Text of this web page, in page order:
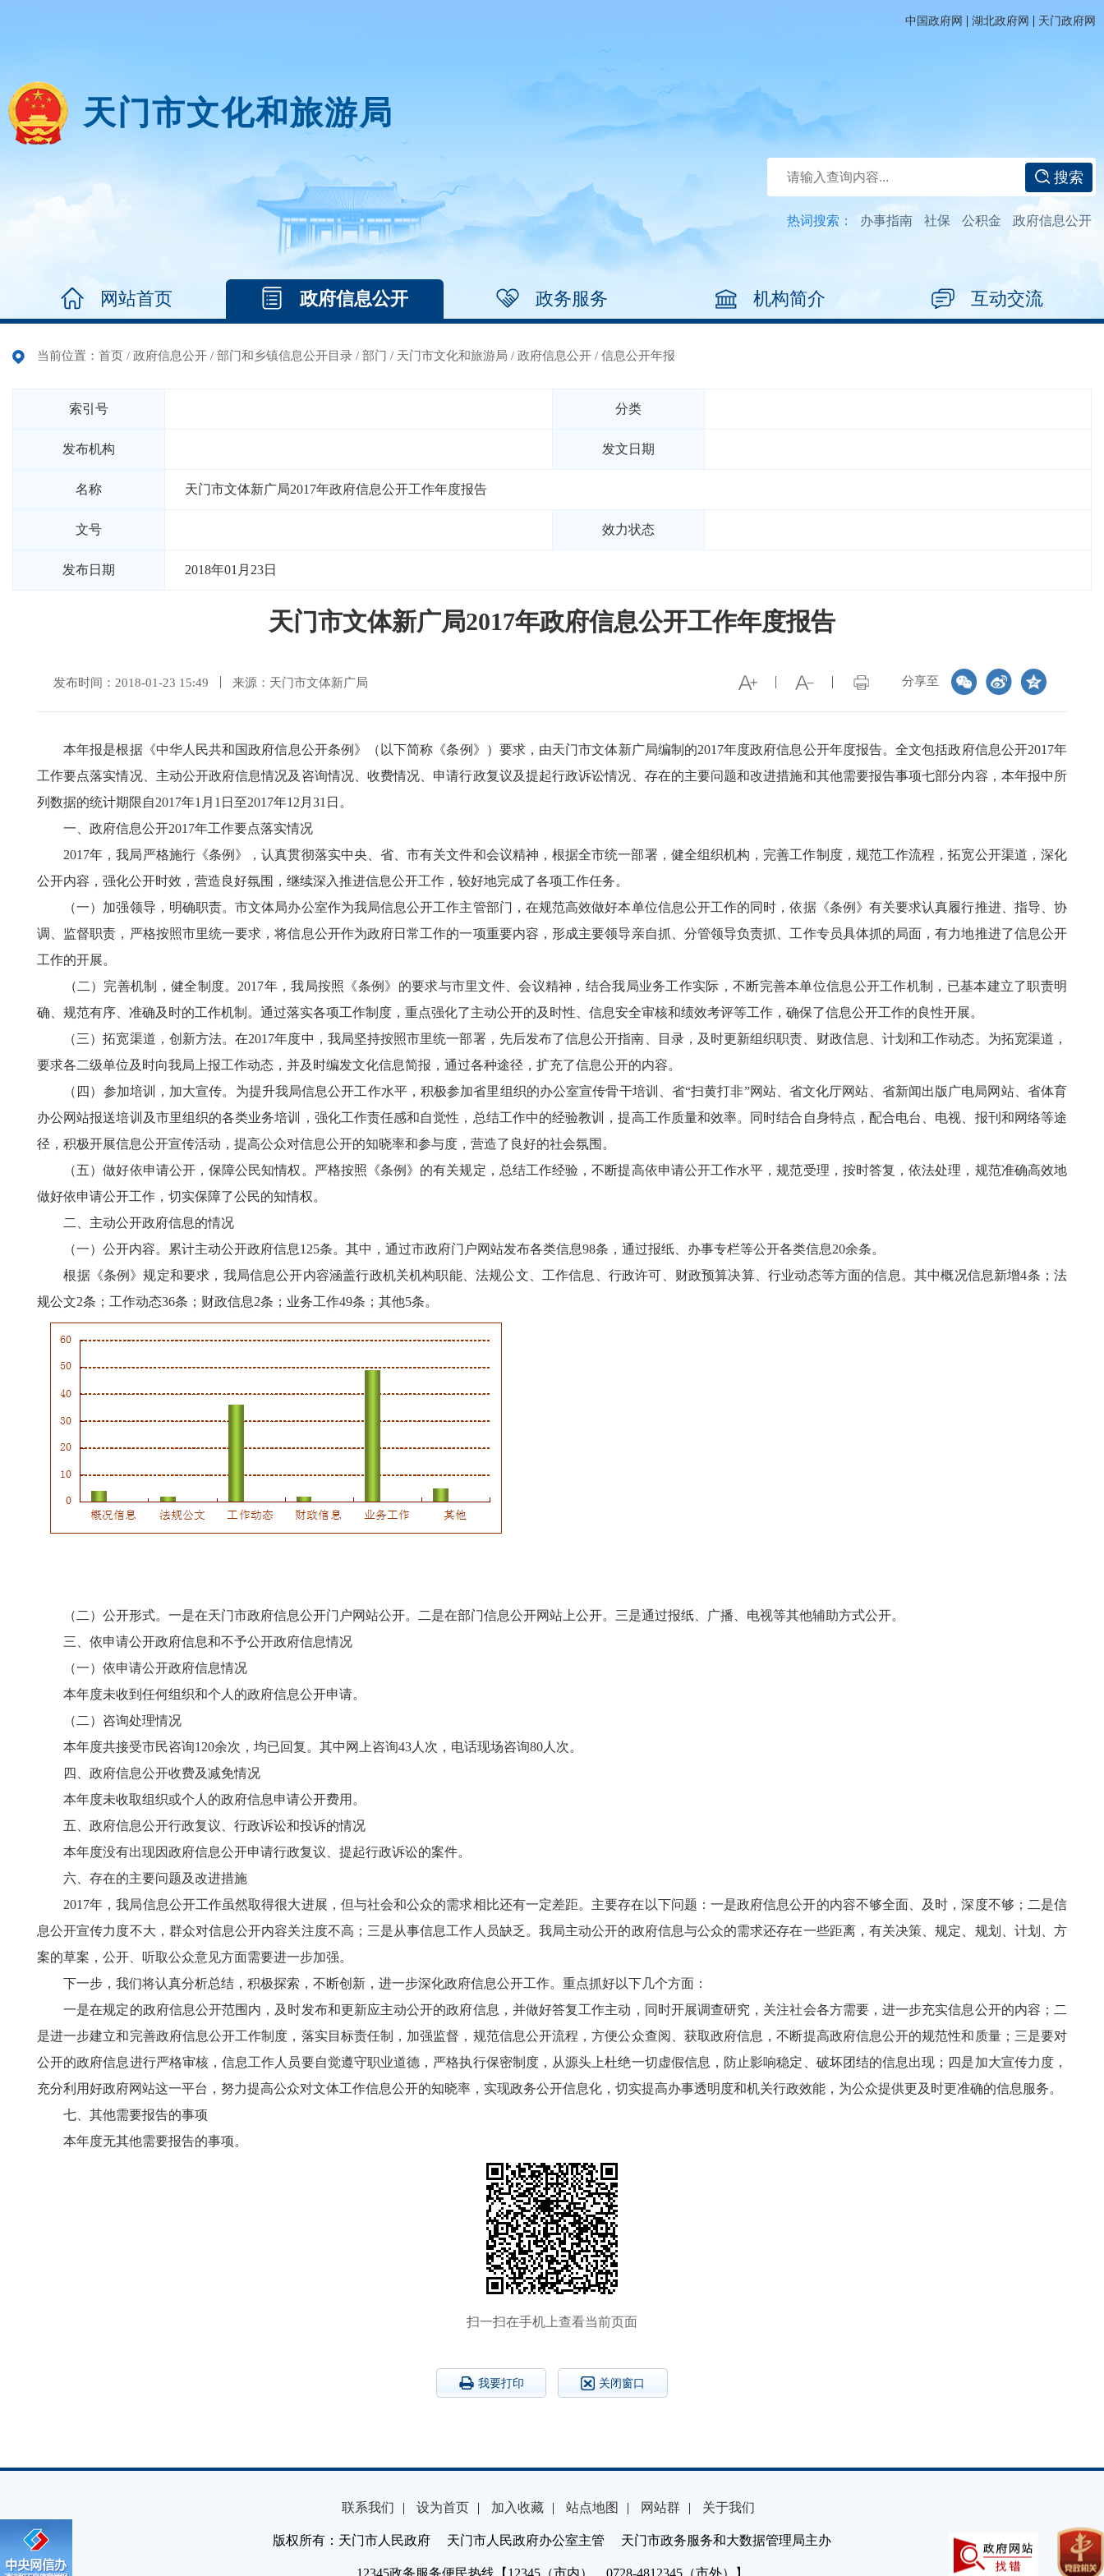
中国政府网 | 湖北政府网 | 天门政府网
天门市文化和旅游局
搜索
热词搜索： 办事指南 社保 公积金 政府信息公开
网站首页 政府信息公开 政务服务 机构简介 互动交流
当前位置： 首页 / 政府信息公开 / 部门和乡镇信息公开目录 / 部门 / 天门市文化和旅游局 / 政府信息公开 / 信息公开年报
索引号 分类
发布机构 发文日期
名称 天门市文体新广局2017年政府信息公开工作年度报告
文号 效力状态
发布日期 2018年01月23日
天门市文体新广局2017年政府信息公开工作年度报告
分享至
发布时间：2018-01-23 15:49 来源：天门市文体新广局
本年报是根据《中华人民共和国政府信息公开条例》（以下简称《条例》）要求，由天门市文体新广局编制的2017年度政府信息公开年度报告。全文包括政府信息公开2017年
工作要点落实情况、主动公开政府信息情况及咨询情况、收费情况、申请行政复议及提起行政诉讼情况、存在的主要问题和改进措施和其他需要报告事项七部分内容，本年报中所
列数据的统计期限自2017年1月1日至2017年12月31日。
一、政府信息公开2017年工作要点落实情况
2017年，我局严格施行《条例》，认真贯彻落实中央、省、市有关文件和会议精神，根据全市统一部署，健全组织机构，完善工作制度，规范工作流程，拓宽公开渠道，深化
公开内容，强化公开时效，营造良好氛围，继续深入推进信息公开工作，较好地完成了各项工作任务。
（一）加强领导，明确职责。市文体局办公室作为我局信息公开工作主管部门，在规范高效做好本单位信息公开工作的同时，依据《条例》有关要求认真履行推进、指导、协
调、监督职责，严格按照市里统一要求，将信息公开作为政府日常工作的一项重要内容，形成主要领导亲自抓、分管领导负责抓、工作专员具体抓的局面，有力地推进了信息公开
工作的开展。
（二）完善机制，健全制度。2017年，我局按照《条例》的要求与市里文件、会议精神，结合我局业务工作实际，不断完善本单位信息公开工作机制，已基本建立了职责明
确、规范有序、准确及时的工作机制。通过落实各项工作制度，重点强化了主动公开的及时性、信息安全审核和绩效考评等工作，确保了信息公开工作的良性开展。
（三）拓宽渠道，创新方法。在2017年度中，我局坚持按照市里统一部署，先后发布了信息公开指南、目录，及时更新组织职责、财政信息、计划和工作动态。为拓宽渠道，
要求各二级单位及时向我局上报工作动态，并及时编发文化信息简报，通过各种途径，扩充了信息公开的内容。
（四）参加培训，加大宣传。为提升我局信息公开工作水平，积极参加省里组织的办公室宣传骨干培训、省“扫黄打非”网站、省文化厅网站、省新闻出版广电局网站、省体育
办公网站报送培训及市里组织的各类业务培训，强化工作责任感和自觉性，总结工作中的经验教训，提高工作质量和效率。同时结合自身特点，配合电台、电视、报刊和网络等途
径，积极开展信息公开宣传活动，提高公众对信息公开的知晓率和参与度，营造了良好的社会氛围。
（五）做好依申请公开，保障公民知情权。严格按照《条例》的有关规定，总结工作经验，不断提高依申请公开工作水平，规范受理，按时答复，依法处理，规范准确高效地
做好依申请公开工作，切实保障了公民的知情权。
二、主动公开政府信息的情况
（一）公开内容。累计主动公开政府信息125条。其中，通过市政府门户网站发布各类信息98条，通过报纸、办事专栏等公开各类信息20余条。
根据《条例》规定和要求，我局信息公开内容涵盖行政机关机构职能、法规公文、工作信息、行政许可、财政预算决算、行业动态等方面的信息。其中概况信息新增4条；法
规公文2条；工作动态36条；财政信息2条；业务工作49条；其他5条。
（二）公开形式。一是在天门市政府信息公开门户网站公开。二是在部门信息公开网站上公开。三是通过报纸、广播、电视等其他辅助方式公开。
三、依申请公开政府信息和不予公开政府信息情况
（一）依申请公开政府信息情况
本年度未收到任何组织和个人的政府信息公开申请。
（二）咨询处理情况
本年度共接受市民咨询120余次，均已回复。其中网上咨询43人次，电话现场咨询80人次。
四、政府信息公开收费及减免情况
本年度未收取组织或个人的政府信息申请公开费用。
五、政府信息公开行政复议、行政诉讼和投诉的情况
本年度没有出现因政府信息公开申请行政复议、提起行政诉讼的案件。
六、存在的主要问题及改进措施
2017年，我局信息公开工作虽然取得很大进展，但与社会和公众的需求相比还有一定差距。主要存在以下问题：一是政府信息公开的内容不够全面、及时，深度不够；二是信
息公开宣传力度不大，群众对信息公开内容关注度不高；三是从事信息工作人员缺乏。我局主动公开的政府信息与公众的需求还存在一些距离，有关决策、规定、规划、计划、方
案的草案，公开、听取公众意见方面需要进一步加强。
下一步，我们将认真分析总结，积极探索，不断创新，进一步深化政府信息公开工作。重点抓好以下几个方面：
一是在规定的政府信息公开范围内，及时发布和更新应主动公开的政府信息，并做好答复工作主动，同时开展调查研究，关注社会各方需要，进一步充实信息公开的内容；二
是进一步建立和完善政府信息公开工作制度，落实目标责任制，加强监督，规范信息公开流程，方便公众查阅、获取政府信息，不断提高政府信息公开的规范性和质量；三是要对
公开的政府信息进行严格审核，信息工作人员要自觉遵守职业道德，严格执行保密制度，从源头上杜绝一切虚假信息，防止影响稳定、破坏团结的信息出现；四是加大宣传力度，
充分利用好政府网站这一平台，努力提高公众对文体工作信息公开的知晓率，实现政务公开信息化，切实提高办事透明度和机关行政效能，为公众提供更及时更准确的信息服务。
七、其他需要报告的事项
本年度无其他需要报告的事项。
扫一扫在手机上查看当前页面
我要打印 关闭窗口
联系我们 | 设为首页 | 加入收藏 | 站点地图 | 网站群 | 关于我们
版权所有：天门市人民政府 天门市人民政府办公室主管 天门市政务服务和大数据管理局主办
12345政务服务便民热线【12345（市内）、0728-4812345（市外）】